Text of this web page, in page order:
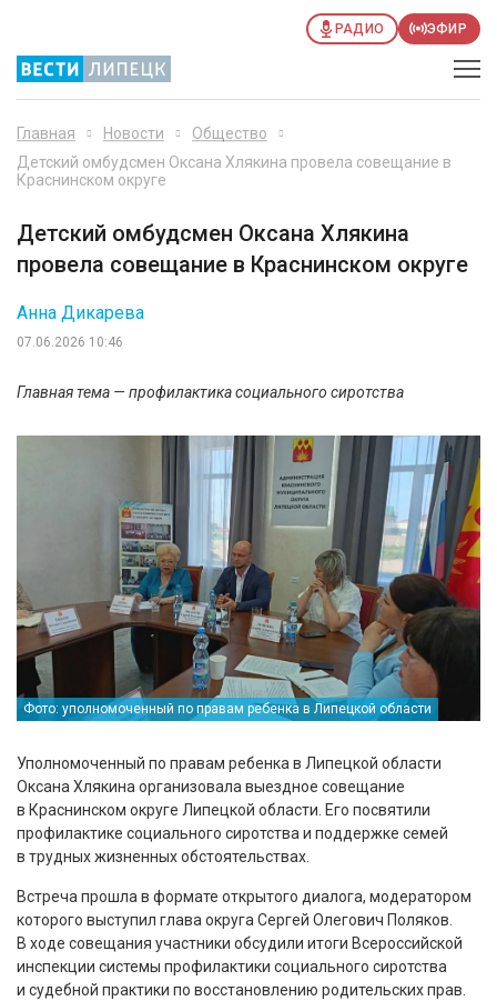
РАДИО ЭФИР
Главная Новости
Общество
Детский омбудсмен Оксана Хлякина провела совещание в
Краснинском округе
Детский омбудсмен Оксана Хлякина
провела совещание в Краснинском округе
07.06.2026 10:46
Анна Дикарева
Главная тема — профилактика социального сиротства
Фото: уполномоченный по правам ребенка в Липецкой области
Уполномоченный по правам ребенка в Липецкой области
Оксана Хлякина организовала выездное совещание
в Краснинском округе Липецкой области. Его посвятили
профилактике социального сиротства и поддержке семей
в трудных жизненных обстоятельствах.
Встреча прошла в формате открытого диалога, модератором
которого выступил глава округа Сергей Олегович Поляков.
В ходе совещания участники обсудили итоги Всероссийской
инспекции системы профилактики социального сиротства
и судебной практики по восстановлению родительских прав.